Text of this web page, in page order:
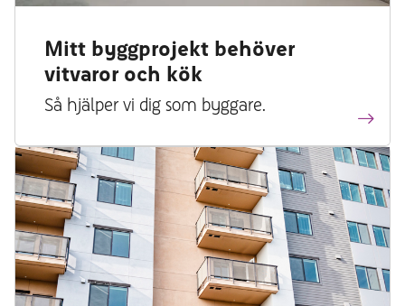
Mitt byggprojekt behöver
vitvaror och kök
Så hjälper vi dig som byggare.